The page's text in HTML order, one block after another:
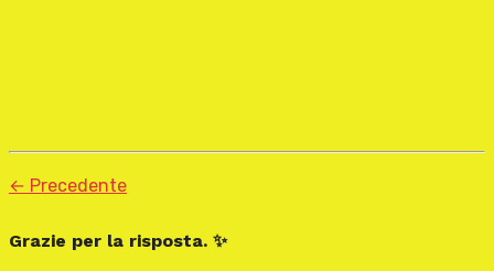
← Precedente
Grazie per la risposta. ✨